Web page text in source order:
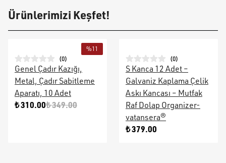
Ürünlerimizi Keşfet!
%11
(0)
Genel Çadır Kazığı,
Metal, Çadır Sabitleme
Aparatı, 10 Adet
₺ 310.00₺ 349.00
(0)
S Kanca 12 Adet –
Galvaniz Kaplama Çelik
Askı Kancası – Mutfak
Raf Dolap Organizer-
vatansera®
₺ 379.00